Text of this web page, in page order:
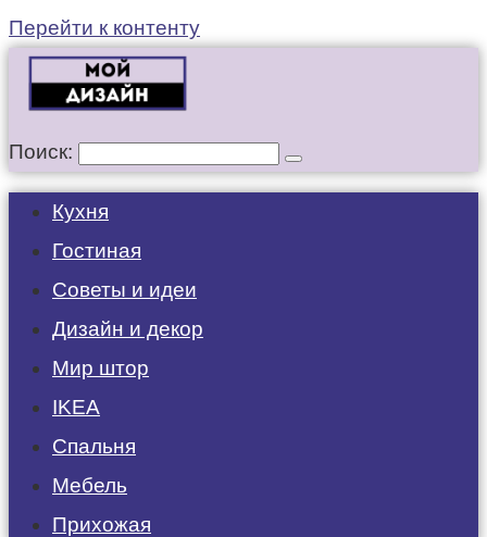
Перейти к контенту
Поиск:
Кухня
Гостиная
Советы и идеи
Дизайн и декор
Мир штор
IKEA
Спальня
Мебель
Прихожая